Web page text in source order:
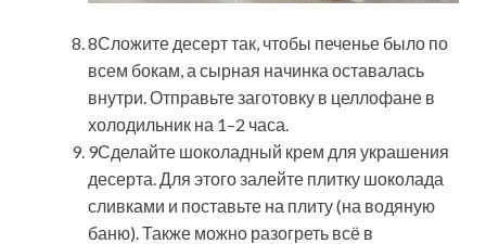
8Сложите десерт так, чтобы печенье было по
всем бокам, а сырная начинка оставалась
внутри. Отправьте заготовку в целлофане в
холодильник на 1–2 часа.
9Сделайте шоколадный крем для украшения
десерта. Для этого залейте плитку шоколада
сливками и поставьте на плиту (на водяную
баню). Также можно разогреть всё в